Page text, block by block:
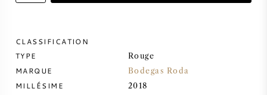
PORTO
CLASSIFICATION
TYPE
Rouge
MARQUE Bodegas Roda
MILLÉSIME 2018